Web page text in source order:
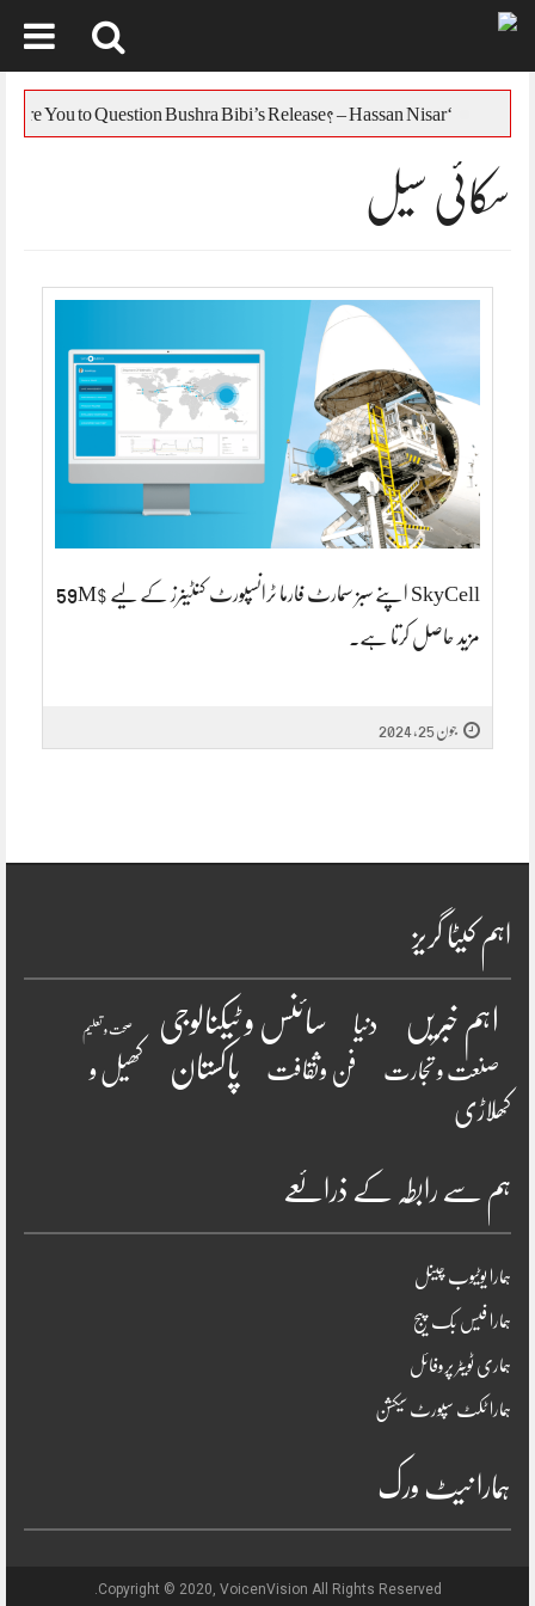
سکائی سیل
SkyCell اپنے سبز سمارٹ فارما ٹرانسپورٹ کنٹینرز کے لیے $59M
مزید حاصل کرتا ہے۔
جون 25, 2024
اہم کیٹا گریز
اہم خبریں دنیا سائنس و ٹیکنالوجی صحت و تعلیم
صنعت و تجارت فن وثقافت پاکستان
کھیل و
کھلاڑی
ہم سے رابطہ کے ذرائعے
ہمارا یوٹیوب چینل
ہمارا فیس بک پیج
ہماری ٹویٹر پروفائل
ہمارا ٹکٹ سپورٹ سیکشن
ہمارا نیٹ ورک
Copyright © 2020, VoicenVision All Rights Reserved.